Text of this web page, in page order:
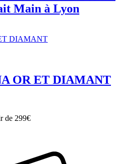
Main à Lyon
OR ET DIAMANT
de 299€